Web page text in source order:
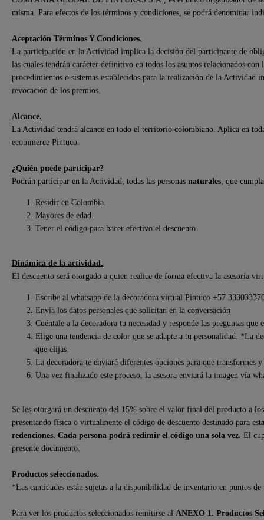
misma. Para efectos de los términos y condiciones, se podrá denominar
Aceptación Términos Y Condiciones.
La participación en la Actividad implica la decisión del participante de
las cuales tendrán carácter definitivo en todos los asuntos relacionados
procedimientos o sistemas establecidos para la realización de la
revocación de los premios.
Alcance.
La Actividad tendrá alcance en todo el territorio colombiano. Aplica en
ecommerce Pintuco.
¿Quién puede participar?
Podrán participar en la Actividad, todas las personas naturales , que
Residir en Colombia.
Mayores de edad.
Tener el código para hacer efectivo el descuento.
Dinámica de la actividad.
El descuento será otorgado a quien realice de forma efectiva la asesoría
Escribe al whatsapp de la decoradora virtual Pintuco +57
Envía los datos personales que solicitan en la conversación
Cuéntale a la decoradora tu necesidad y responde las preguntas
Elige una tendencia de color que se adapte a tu personalidad. *La
que elijas.
La decoradora te enviará diferentes opciones para que transformes
Una vez finalizado este proceso, la asesora enviará la imagen vía
Se les otorgará un descuento del 15% sobre el valor final del producto a
presentando física o virtualmente el código de descuento destinado para
redenciones. Cada persona podrá redimir el código una sola vez. El
presente documento.
Productos seleccionados.
*Las cantidades están sujetas a la disponibilidad de inventario en puntos
Para ver los productos seleccionados remitirse al ANEXO 1. Productos